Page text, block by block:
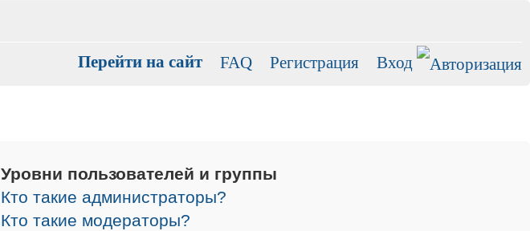
Перейти на сайт FAQ Регистрация Вход
Уровни пользователей и группы
Кто такие администраторы?
Кто такие модераторы?